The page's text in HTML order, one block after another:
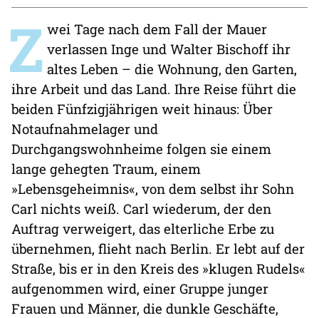
Z wei Tage nach dem Fall der Mauer
verlassen Inge und Walter Bischoff ihr
altes Leben – die Wohnung, den Garten,
ihre Arbeit und das Land. Ihre Reise führt die
beiden Fünfzigjährigen weit hinaus: Über
Notaufnahmelager und
Durchgangswohnheime folgen sie einem
lange gehegten Traum, einem
»Lebensgeheimnis«, von dem selbst ihr Sohn
Carl nichts weiß. Carl wiederum, der den
Auftrag verweigert, das elterliche Erbe zu
übernehmen, flieht nach Berlin. Er lebt auf der
Straße, bis er in den Kreis des »klugen Rudels«
aufgenommen wird, einer Gruppe junger
Frauen und Männer, die dunkle Geschäfte,